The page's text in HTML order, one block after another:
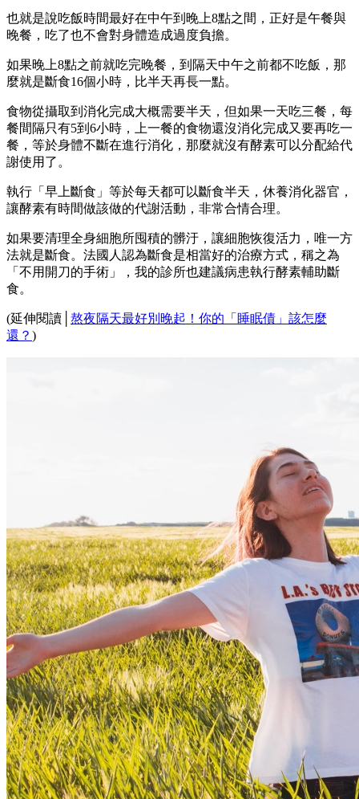
也就是說吃飯時間最好在中午到晚上8點之間，正好是午餐與
晚餐，吃了也不會對身體造成過度負擔。
如果晚上8點之前就吃完晚餐，到隔天中午之前都不吃飯，那
麼就是斷食16個小時，比半天再長一點。
食物從攝取到消化完成大概需要半天，但如果一天吃三餐，每
餐間隔只有5到6小時，上一餐的食物還沒消化完成又要再吃一
餐，等於身體不斷在進行消化，那麼就沒有酵素可以分配給代
謝使用了。
執行「早上斷食」等於每天都可以斷食半天，休養消化器官，
讓酵素有時間做該做的代謝活動，非常合情合理。
如果要清理全身細胞所囤積的髒汙，讓細胞恢復活力，唯一方
法就是斷食。法國人認為斷食是相當好的治療方式，稱之為
「不用開刀的手術」，我的診所也建議病患執行酵素輔助斷
食。
(延伸閱讀│ 熬夜隔天最好別晚起！你的「睡眠債」該怎麼
還？ )